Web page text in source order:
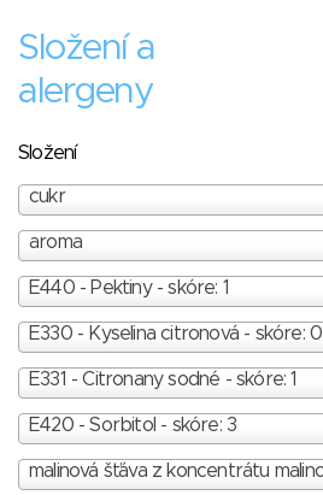
Složení a
alergeny
Složení
cukr
aroma
E440 - Pektiny - skóre: 1
E330 - Kyselina citronová - skóre: 0
E331 - Citronany sodné - skóre: 1
E420 - Sorbitol - skóre: 3